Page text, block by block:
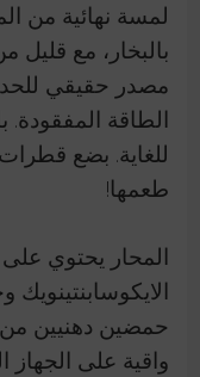
لمسة نهائية من
بالبخار، مع
مصدر حقيقي
الطاقة المفقودة.
للغاية. بضع
طعمها!
المحار يحتوي
واقية على